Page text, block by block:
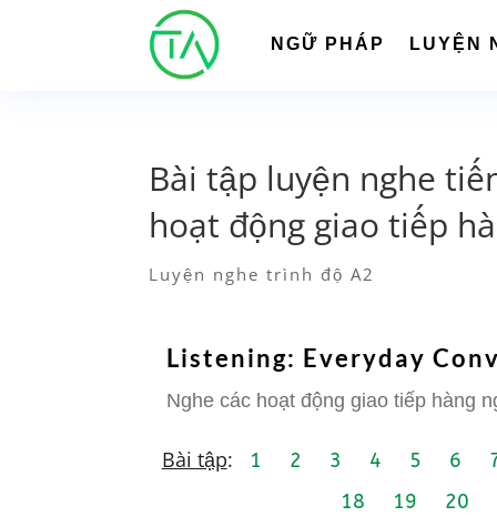
NGỮ PHÁP LUYỆN
Bài tập luyện nghe
hoạt động giao tiếp
Luyện nghe trình độ A2
Listening: Everyday
Nghe các hoạt động giao tiếp hàng
Bài tập: 1 2 3 4 5 6
18
19 20